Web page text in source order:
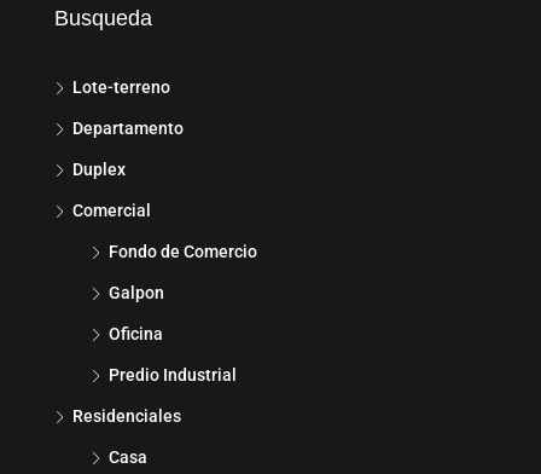
Busqueda
Lote-terreno
Departamento
Duplex
Comercial
Fondo de Comercio
Galpon
Oficina
Predio Industrial
Residenciales
Casa